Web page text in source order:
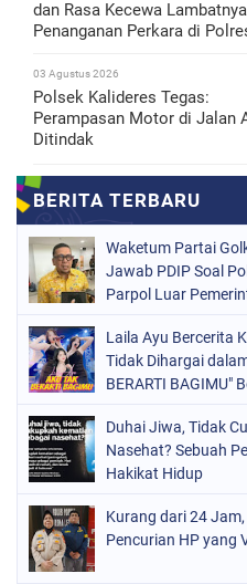
dan Rasa Kecewa Lambatnya
Penanganan Perkara di
03 Agustus 2026
Polsek Kalideres Tegas:
Perampasan Motor di Jalan
Ditindak
Waketum Partai
Jawab PDIP Soal
Parpol Luar
Laila Ayu Bercerita
Tidak Dihargai
BERARTI BAGIMU"
Duhai Jiwa, Tidak
Nasehat? Sebuah
Hakikat Hidup
Kurang dari 24
Pencurian HP yang